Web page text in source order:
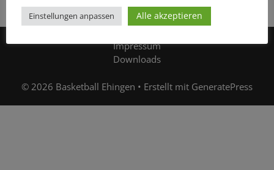
Impressum
Downloads
© 2026 Basketball Ehingen • Erstellt mit GeneratePress
Einstellungen anpassen Alle akzeptieren